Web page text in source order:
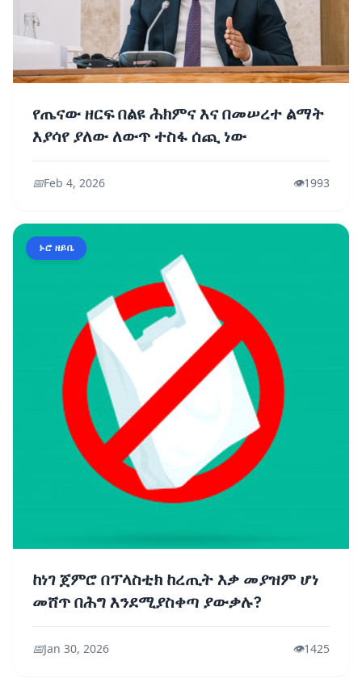
የጤናው ዘርፍ በልዩ ሕክምና እና በመሠረተ ልማት
እያሳየ ያለው ለውጥ ተስፋ ሰጪ ነው
📅Feb 4, 2026 👁️1993
ኑሮ ዘይቤ
ከነገ ጀምሮ በፕላስቲክ ከረጢት እቃ መያዝም ሆነ
መሸጥ በሕግ እንደሚያስቀጣ ያውቃሉ?
📅Jan 30, 2026 👁️1425